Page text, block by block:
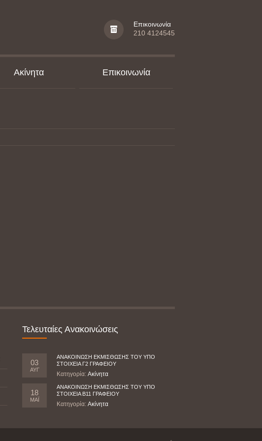
Επικοινωνία
210 4124545
Ακίνητα Επικοινωνία
Τελευταίες Ανακοινώσεις
03
ΑΥΓ
ΑΝΑΚΟΙΝΩΣΗ ΕΚΜΙΣΘΩΣΗΣ ΤΟΥ ΥΠΟ
ΣΤΟΙΧΕΙΑ Γ2 ΓΡΑΦΕΙΟΥ
Κατηγορία: Ακίνητα
18
ΜΆΙ
ΑΝΑΚΟΙΝΩΣΗ ΕΚΜΙΣΘΩΣΗΣ ΤΟΥ ΥΠΟ
ΣΤΟΙΧΕΙΑ Β11 ΓΡΑΦΕΙΟΥ
Κατηγορία: Ακίνητα